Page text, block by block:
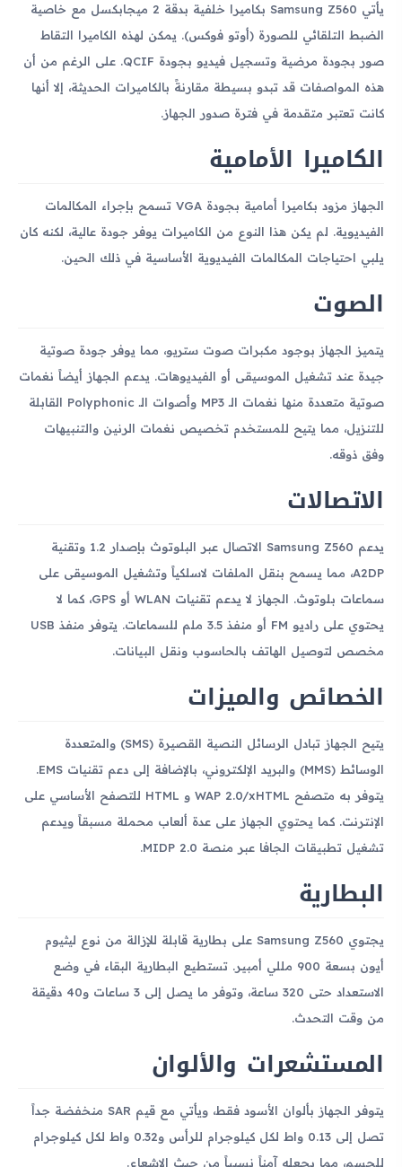
يأتي Samsung Z560 بكاميرا خلفية بدقة 2 ميجابكسل مع خاصية
الضبط التلقائي للصورة (أوتو فوكس). يمكن لهذه الكاميرا التقاط
صور بجودة مرضية وتسجيل فيديو بجودة QCIF. على الرغم من أن
هذه المواصفات قد تبدو بسيطة مقارنةً بالكاميرات الحديثة، إلا أنها
كانت تعتبر متقدمة في فترة صدور الجهاز.
الكاميرا الأمامية
الجهاز مزود بكاميرا أمامية بجودة VGA تسمح بإجراء المكالمات
الفيديوية. لم يكن هذا النوع من الكاميرات يوفر جودة عالية، لكنه كان
يلبي احتياجات المكالمات الفيديوية الأساسية في ذلك الحين.
الصوت
يتميز الجهاز بوجود مكبرات صوت ستريو، مما يوفر جودة صوتية
جيدة عند تشغيل الموسيقى أو الفيديوهات. يدعم الجهاز أيضاً نغمات
صوتية متعددة منها نغمات الـ MP3 وأصوات الـ Polyphonic القابلة
للتنزيل، مما يتيح للمستخدم تخصيص نغمات الرنين والتنبيهات
وفق ذوقه.
الاتصالات
يدعم Samsung Z560 الاتصال عبر البلوتوث بإصدار 1.2 وتقنية
A2DP، مما يسمح بنقل الملفات لاسلكياً وتشغيل الموسيقى على
سماعات بلوتوث. الجهاز لا يدعم تقنيات WLAN أو GPS، كما لا
يحتوي على راديو FM أو منفذ 3.5 ملم للسماعات. يتوفر منفذ USB
مخصص لتوصيل الهاتف بالحاسوب ونقل البيانات.
الخصائص والميزات
يتيح الجهاز تبادل الرسائل النصية القصيرة (SMS) والمتعددة
الوسائط (MMS) والبريد الإلكتروني، بالإضافة إلى دعم تقنيات EMS.
يتوفر به متصفح WAP 2.0/xHTML و HTML للتصفح الأساسي على
الإنترنت. كما يحتوي الجهاز على عدة ألعاب محملة مسبقاً ويدعم
تشغيل تطبيقات الجافا عبر منصة MIDP 2.0.
البطارية
يجتوي Samsung Z560 على بطارية قابلة للإزالة من نوع ليثيوم
أيون بسعة 900 مللي أمبير. تستطيع البطارية البقاء في وضع
الاستعداد حتى 320 ساعة، وتوفر ما يصل إلى 3 ساعات و40 دقيقة
من وقت التحدث.
المستشعرات والألوان
يتوفر الجهاز بألوان الأسود فقط، ويأتي مع قيم SAR منخفضة جداً
تصل إلى 0.13 واط لكل كيلوجرام للرأس و0.32 واط لكل كيلوجرام
للجسم، مما يجعله آمناً نسبياً من حيث الإشعاع.